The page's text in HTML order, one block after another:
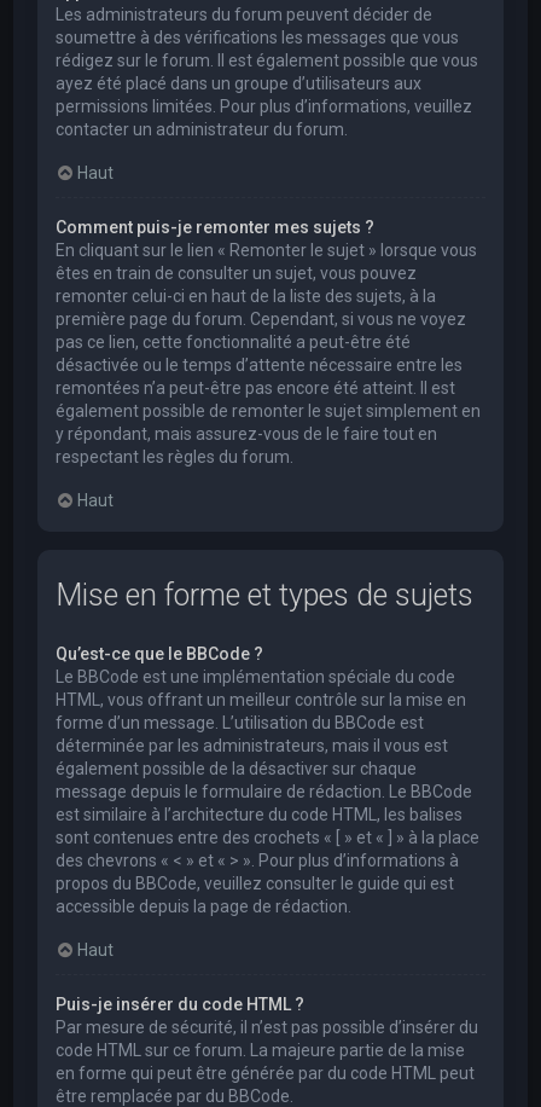
Les administrateurs du forum peuvent décider de
soumettre à des vérifications les messages que vous
rédigez sur le forum. Il est également possible que vous
ayez été placé dans un groupe d’utilisateurs aux
permissions limitées. Pour plus d’informations, veuillez
contacter un administrateur du forum.
Haut
Comment puis-je remonter mes sujets ?
En cliquant sur le lien « Remonter le sujet » lorsque vous
êtes en train de consulter un sujet, vous pouvez
remonter celui-ci en haut de la liste des sujets, à la
première page du forum. Cependant, si vous ne voyez
pas ce lien, cette fonctionnalité a peut-être été
désactivée ou le temps d’attente nécessaire entre les
remontées n’a peut-être pas encore été atteint. Il est
également possible de remonter le sujet simplement en
y répondant, mais assurez-vous de le faire tout en
respectant les règles du forum.
Haut
Mise en forme et types de sujets
Qu’est-ce que le BBCode ?
Le BBCode est une implémentation spéciale du code
HTML, vous offrant un meilleur contrôle sur la mise en
forme d’un message. L’utilisation du BBCode est
déterminée par les administrateurs, mais il vous est
également possible de la désactiver sur chaque
message depuis le formulaire de rédaction. Le BBCode
est similaire à l’architecture du code HTML, les balises
sont contenues entre des crochets « [ » et « ] » à la place
des chevrons « < » et « > ». Pour plus d’informations à
propos du BBCode, veuillez consulter le guide qui est
accessible depuis la page de rédaction.
Haut
Puis-je insérer du code HTML ?
Par mesure de sécurité, il n’est pas possible d’insérer du
code HTML sur ce forum. La majeure partie de la mise
en forme qui peut être générée par du code HTML peut
être remplacée par du BBCode.